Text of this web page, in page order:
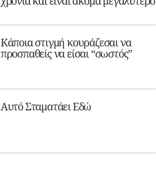
Κάποια στιγμή κουράζεσαι να
προσπαθείς να είσαι “σωστός”
Αυτό Σταματάει Εδώ